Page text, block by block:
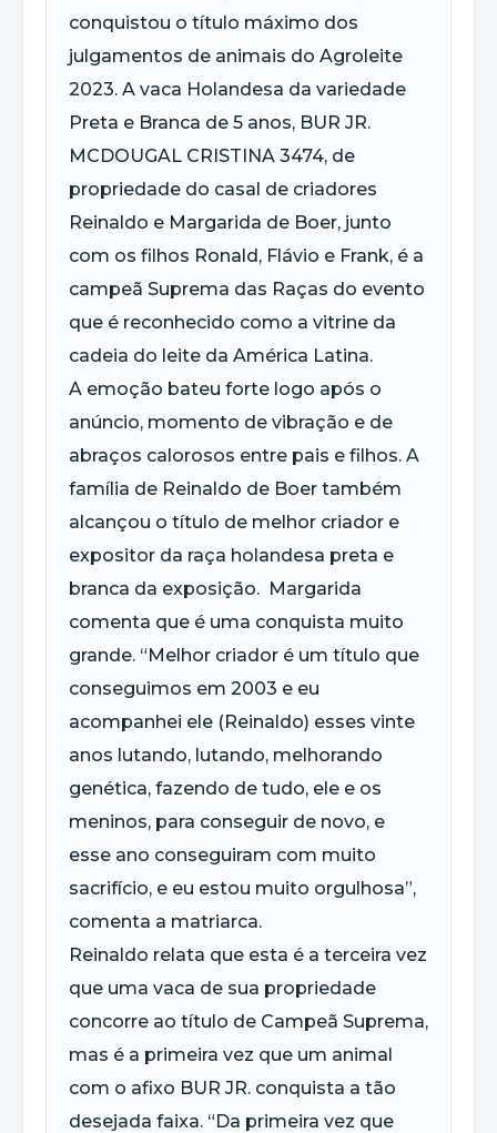
conquistou o título máximo dos
julgamentos de animais do Agroleite
2023. A vaca Holandesa da variedade
Preta e Branca de 5 anos, BUR JR.
MCDOUGAL CRISTINA 3474, de
propriedade do casal de criadores
Reinaldo e Margarida de Boer, junto
com os filhos Ronald, Flávio e Frank, é a
campeã Suprema das Raças do evento
que é reconhecido como a vitrine da
cadeia do leite da América Latina.
A emoção bateu forte logo após o
anúncio, momento de vibração e de
abraços calorosos entre pais e filhos. A
família de Reinaldo de Boer também
alcançou o título de melhor criador e
expositor da raça holandesa preta e
branca da exposição. Margarida
comenta que é uma conquista muito
grande. “Melhor criador é um título que
conseguimos em 2003 e eu
acompanhei ele (Reinaldo) esses vinte
anos lutando, lutando, melhorando
genética, fazendo de tudo, ele e os
meninos, para conseguir de novo, e
esse ano conseguiram com muito
sacrifício, e eu estou muito orgulhosa”,
comenta a matriarca.
Reinaldo relata que esta é a terceira vez
que uma vaca de sua propriedade
concorre ao título de Campeã Suprema,
mas é a primeira vez que um animal
com o afixo BUR JR. conquista a tão
desejada faixa. “Da primeira vez que